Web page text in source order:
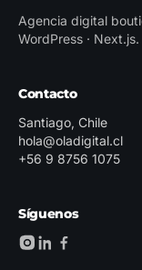
Agencia digital
WordPress · Next.js.
Contacto
Santiago, Chile
hola@oladigital.cl
+56 9 8756 1075
Síguenos